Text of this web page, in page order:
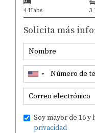
4 Habs 3
Solicita más
Soy mayor de 16
privacidad